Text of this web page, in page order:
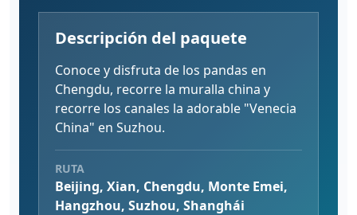
Descripción del paquete
Conoce y disfruta de los pandas en
Chengdu, recorre la muralla china y
recorre los canales la adorable "Venecia
China" en Suzhou.
RUTA
Beijing, Xian, Chengdu, Monte Emei,
Hangzhou, Suzhou, Shanghái